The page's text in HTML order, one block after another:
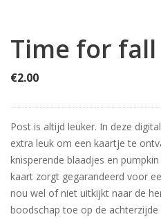
Time for fall
€2.00
Post is altijd leuker. In deze
extra leuk om een kaartje te
knisperende blaadjes en
kaart zorgt gegarandeerd voor
nou wel of niet uitkijkt naar de
boodschap toe op de achterzijde